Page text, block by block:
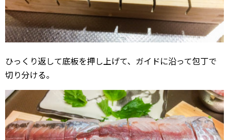
ひっくり返して底板を押し上げて、ガイドに沿って包丁で
切り分ける。